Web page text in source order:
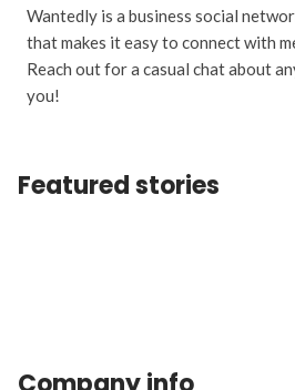
Wantedly is a business social
that makes it easy to connect with
Reach out for a casual chat about
you!
Featured stories